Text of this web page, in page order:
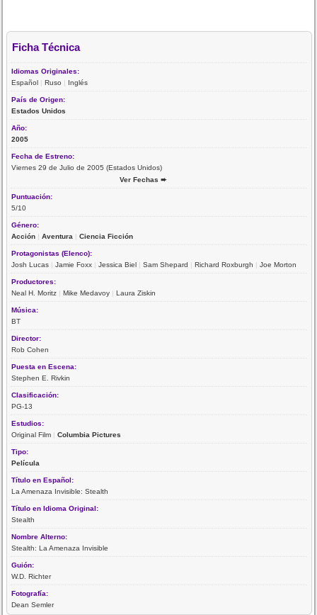
Ficha Técnica
Idiomas Originales:
Español |Ruso | Inglés
País de Origen:
Estados Unidos
Año:
2005
Fecha de Estreno:
Viernes 29 de Julio de 2005 (Estados Unidos)
Ver Fechas ➨
Puntuación:
5/10
Género:
Acción |Aventura |Ciencia Ficción
Protagonistas (Elenco):
Josh Lucas |Jamie Foxx |Jessica Biel |Sam Shepard |Richard Roxburgh |Joe Morton
Productores:
Neal H. Moritz |Mike Medavoy |Laura Ziskin
Música:
BT
Director:
Rob Cohen
Puesta en Escena:
Stephen E. Rivkin
Clasificación:
PG-13
Estudios:
Original Film |Columbia Pictures
Tipo:
Película
Título en Español:
La Amenaza Invisible: Stealth
Título en Idioma Original:
Stealth
Nombre Alterno:
Stealth: La Amenaza Invisible
Guión:
W.D. Richter
Fotografía:
Dean Semler